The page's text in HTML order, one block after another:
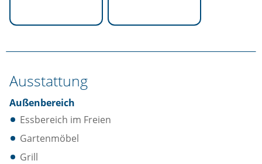
Ausstattung
Außenbereich
Essbereich im Freien
Gartenmöbel
Grill